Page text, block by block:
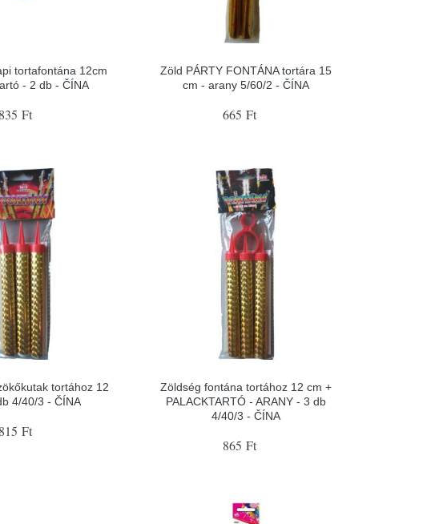
tortafontána 12cm
- 2 db - ČÍNA
835 Ft
Zöld PÁRTY FONTÁNA tortára 15
cm - arany 5/60/2 - ČÍNA
665 Ft
tortához 12
4/40/3 - ČÍNA
815 Ft
Zöldség fontána tortához 12 cm +
PALACKTARTÓ - ARANY - 3 db
4/40/3 - ČÍNA
865 Ft